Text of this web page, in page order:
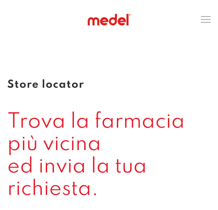
Store locator
Trova la farmacia
più vicina
ed invia la tua
richiesta.